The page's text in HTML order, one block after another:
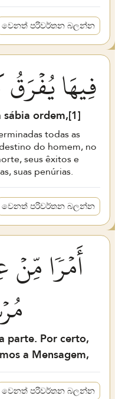
වෙනත් පරිවර්තන බලන්න
فِيهَا
ordem,[1]
todas as
do homem, no
seus êxitos e
suas penúrias.
වෙනත් පරිවර්තන බලන්න
أَمۡرٗا مِّنۡ
parte. Por certo,
a Mensagem,
වෙනත් පරිවර්තන බලන්න